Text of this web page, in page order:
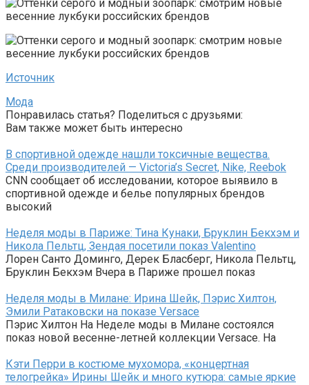
Источник
Мода
Понравилась статья? Поделиться с друзьями:
Вам также может быть интересно
В спортивной одежде нашли токсичные вещества.
Среди производителей — Victoria’s Secret, Nike, Reebok
CNN сообщает об исследовании, которое выявило в
спортивной одежде и белье популярных брендов
высокий
Неделя моды в Париже: Тина Кунаки, Бруклин Бекхэм и
Никола Пельтц, Зендая посетили показ Valentino
Лорен Санто Доминго, Дерек Бласберг, Никола Пельтц,
Бруклин Бекхэм Вчера в Париже прошел показ
Неделя моды в Милане: Ирина Шейк, Пэрис Хилтон,
Эмили Ратаковски на показе Versace
Пэрис Хилтон На Неделе моды в Милане состоялся
показ новой весенне-летней коллекции Versace. На
Кэти Перри в костюме мухомора, «концертная
телогрейка» Ирины Шейк и много кутюра: самые яркие